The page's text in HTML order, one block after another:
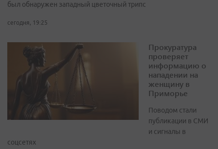
был обнаружен западный цветочный трипс
сегодня, 19:25
Прокуратура
проверяет
информацию о
нападении на
женщину в
Приморье
Поводом стали
публикации в СМИ
и сигналы в
соцсетях